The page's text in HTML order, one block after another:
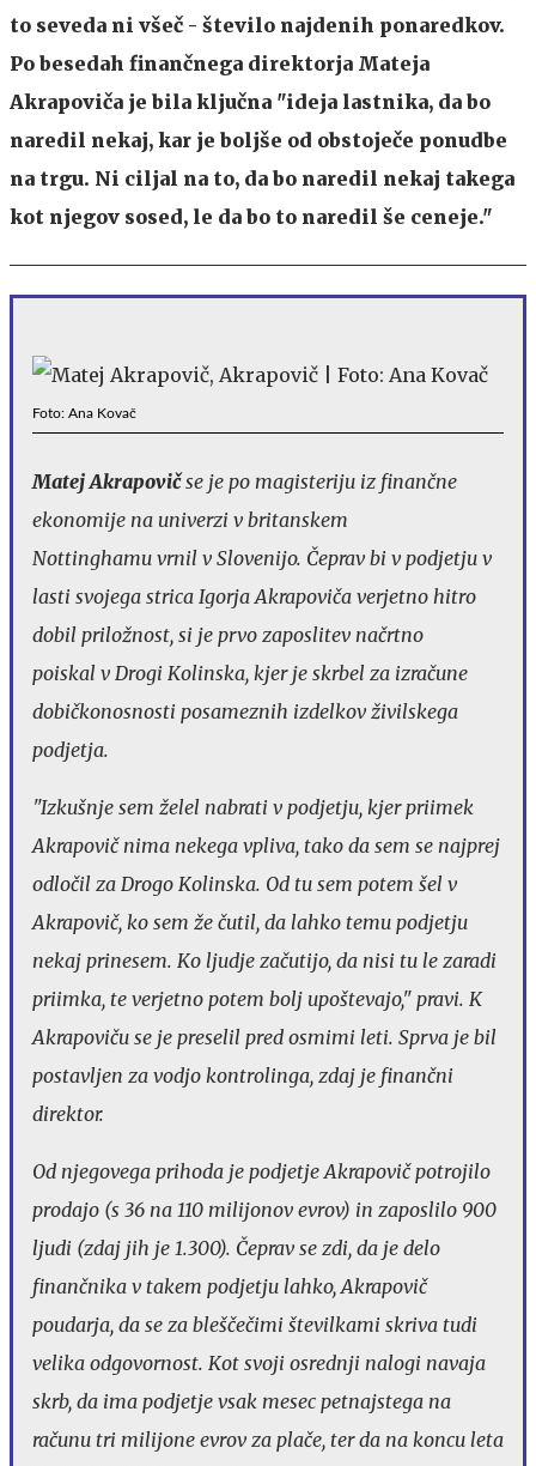
to seveda ni všeč - število najdenih ponaredkov.
Po besedah finančnega direktorja Mateja
Akrapoviča je bila ključna "ideja lastnika, da bo
naredil nekaj, kar je boljše od obstoječe ponudbe
na trgu. Ni ciljal na to, da bo naredil nekaj takega
kot njegov sosed, le da bo to naredil še ceneje."
Foto: Ana Kovač
Matej Akrapovičse je po magisteriju iz finančne
ekonomije na univerzi v britanskem
Nottinghamu vrnil v Slovenijo. Čeprav bi v podjetju v
lasti svojega strica Igorja Akrapoviča verjetno hitro
dobil priložnost, si je prvo zaposlitev načrtno
poiskal v Drogi Kolinska, kjer je skrbel za izračune
dobičkonosnosti posameznih izdelkov živilskega
podjetja.
"Izkušnje sem želel nabrati v podjetju, kjer priimek
Akrapovič nima nekega vpliva, tako da sem se najprej
odločil za Drogo Kolinska. Od tu sem potem šel v
Akrapovič, ko sem že čutil, da lahko temu podjetju
nekaj prinesem. Ko ljudje začutijo, da nisi tu le zaradi
priimka, te verjetno potem bolj upoštevajo," pravi. K
Akrapoviču se je preselil pred osmimi leti. Sprva je bil
postavljen za vodjo kontrolinga, zdaj je finančni
direktor.
Od njegovega prihoda je podjetje Akrapovič potrojilo
prodajo (s 36 na 110 milijonov evrov) in zaposlilo 900
ljudi (zdaj jih je 1.300). Čeprav se zdi, da je delo
finančnika v takem podjetju lahko, Akrapovič
poudarja, da se za bleščečimi številkami skriva tudi
velika odgovornost. Kot svoji osrednji nalogi navaja
skrb, da ima podjetje vsak mesec petnajstega na
računu tri milijone evrov za plače, ter da na koncu leta